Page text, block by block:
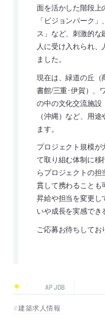
面を活かした階段上
「ビジョンパーク
ス」など、刺激的な
人に受け入れられ
ました。
現在は、緑道の丘（
書館/三重･伊賀）、
の中の文化交流施設
（沖縄）など、用
ます。
プロジェクト規模が
て取り組む体制に移
らプロジェクトの
貫して携わることも
昇給や担当を変更し
いや成長を実感でき
ご応募お待ちしてお
AP JOB
建築求人情報